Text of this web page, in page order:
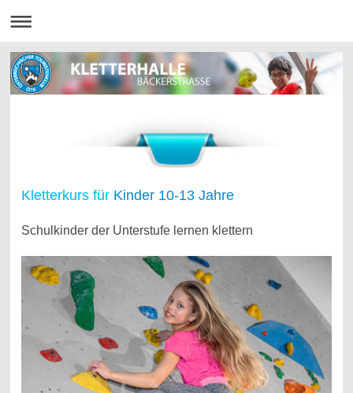
Kletterkurs für Kinder 10-13 Jahre
Schulkinder der Unterstufe lernen klettern